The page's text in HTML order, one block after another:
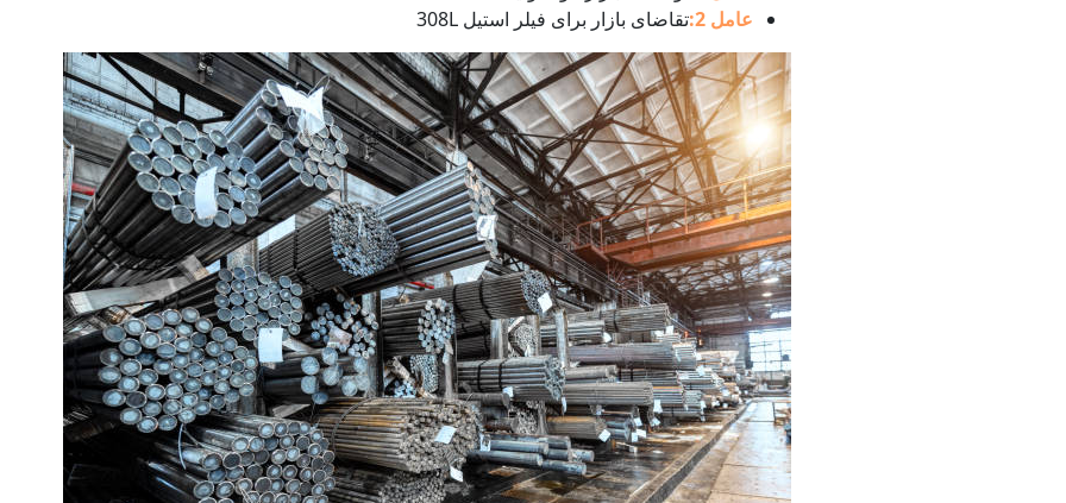
عامل 2:
تقاضای بازار برای فیلر استیل 308L